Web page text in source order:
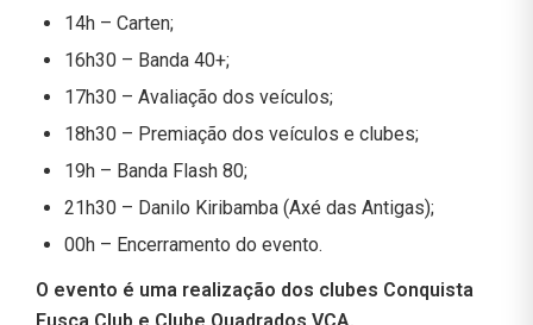
14h – Carten;
16h30 – Banda 40+;
17h30 – Avaliação dos veículos;
18h30 – Premiação dos veículos e clubes;
19h – Banda Flash 80;
21h30 – Danilo Kiribamba (Axé das Antigas);
00h – Encerramento do evento.
O evento é uma realização dos clubes Conquista